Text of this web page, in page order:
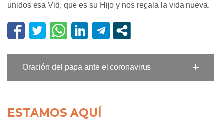
unidos esa Vid, que es su Hijo y nos regala la vida nueva.
Oración del papa ante el coronavirus
ESTAMOS AQUÍ